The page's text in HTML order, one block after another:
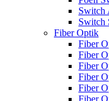
Switch
Switch
Fiber Optik
Fiber
Fiber
Fiber
Fiber
Fiber
Fiber